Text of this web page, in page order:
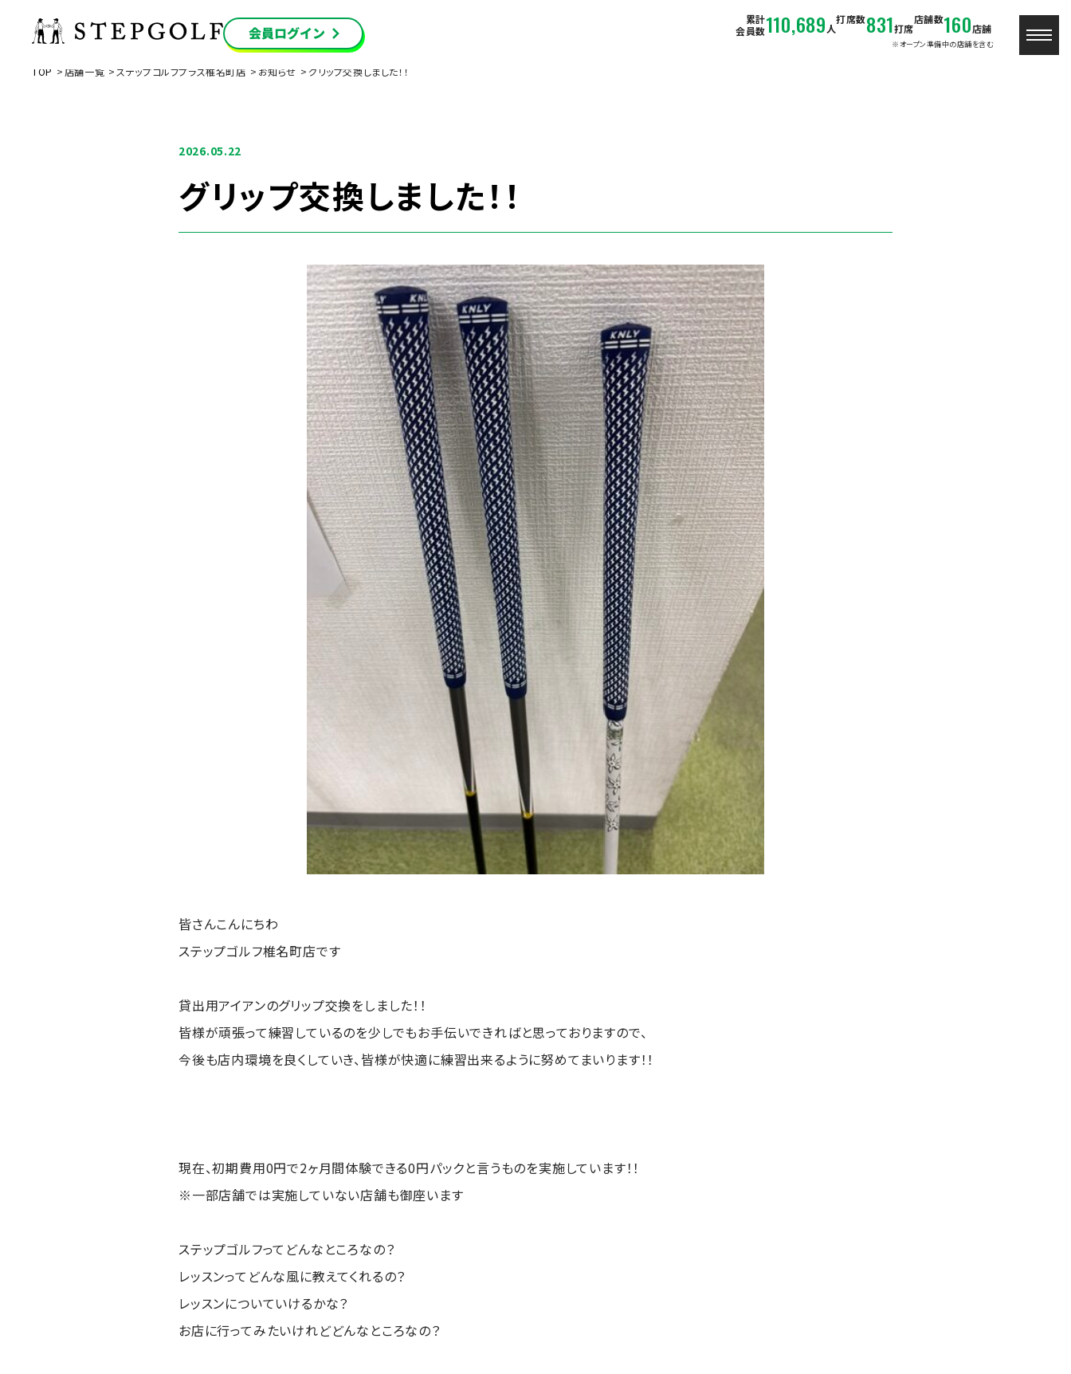
累計
会員数110,689 人
打席数831打席
店舗数160店舗
※オープン準備中の店舗を含む
TOP 店舗一覧 ステップゴルフプラス椎名町店 お知らせ グリップ交換しました！！
2026.05.22
グリップ交換しました！！
皆さんこんにちわ
ステップゴルフ椎名町店です
貸出用アイアンのグリップ交換をしました！！
皆様が頑張って練習しているのを少しでもお手伝いできればと思っておりますので、
今後も店内環境を良くしていき、皆様が快適に練習出来るように努めてまいります！！
現在、初期費用0円で2ヶ月間体験できる0円パックと言うものを実施しています！！
※一部店舗では実施していない店舗も御座います
ステップゴルフってどんなところなの？
レッスンってどんな風に教えてくれるの？
レッスンについていけるかな？
お店に行ってみたいけれどどんなところなの？